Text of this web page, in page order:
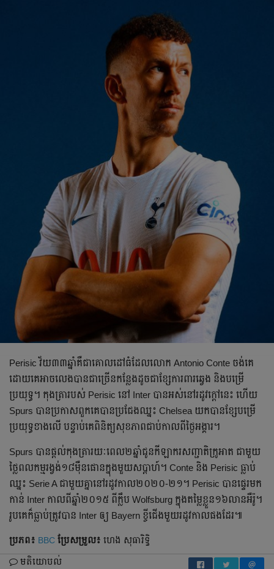
Perisic វ័យ​៣៣​ឆ្នាំ​​គឺ​ជា​គោលដៅ​​ធំ​ដែល​លោក Antonio Conte ចង់​គេ
ដោយ​គេ​​អាច​លេង​បាន​ជា​ច្រើន​កន្លែង​ដូច​ជា​ខ្សែ​ការពារ​ឆ្វេង និង​បម្រើ​
ប្រយុទ្ធ។ កុងត្រា​របស់ Perisic នៅ Inter ​បាន​អស់​នៅ​រដូវ​ក្ដៅ​នេះ ហើយ
Spurs បាន​​ប្រកាស​ពួក​គេ​បាន​ប្រជែង​ឈ្នះ Chelsea យក​បាន​ខ្សែ​បម្រើ​
ប្រយុទ្ធ​ខាង​លើ បន្ទាប់​​គេ​ពិនិត្យ​សុខភាព​ជាប់​កាល​ពី​ថ្ងៃ​អង្គារ។
Spurs បាន​ផ្ដល់​កុងត្រា​រយៈពេល​២​ឆ្នាំ​ជូន​កីឡាករ​សញ្ជាតិ​ក្រូអាត ជាមួយ​
ថ្លៃ​ពលកម្ម​រង្វង់​១៨ម៉ឺន​ផោន​ក្នុង​​​មួយ​សប្ដាហ៍។ Conte និង Perisic ធ្លាប់​
ឈ្នះ​ Serie A ជាមួយ​គ្នា​​នៅ​រដូវ​កាល​២០២០-២១។ Perisic បាន​ផ្ទេរ​មក​
កាន់ Inter កាល​ពី​ឆ្នាំ​២០១៥ ពី​ក្លឹប Wolfsburg ក្នុង​តម្លៃ​ខ្លួន​១៦​លាន​អឺរ៉ូ។
រូប​គេ​ក៏​ធ្លាប់​ត្រូវ​បាន Inter ឲ្យ Bayern ខ្ចី​ជើង​​មួយ​រដូវ​កាល​ផង​ដែរ៕
ប្រភព៖ BBC ប្រែ​សម្រួល៖ ហេង សុធារិទ្ធិ
មតិយោបល់